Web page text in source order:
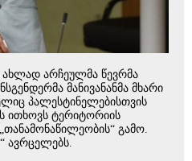
არჩეულმა წევრმა
მანივანანმა მხარი
პალესტინელებისთვის
ითხოვს ტერიტორიის
გამო.
ავრცელებს.